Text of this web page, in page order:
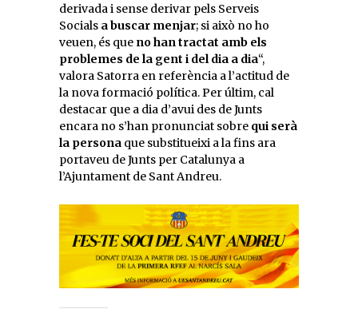
derivada i sense derivar pels Serveis
Socials a buscar menjar; si això no ho
veuen, és que nohan tractat amb els
problemes de la gent i del dia a dia“,
valora Satorra en referència a l’actitud de
la nova formació política. Per últim, cal
destacar que a dia d’avui des de Junts
encara no s’han pronunciat sobre qui serà
la persona que substitueixi a la fins ara
portaveu de Junts per Catalunya a
l’Ajuntament de Sant Andreu.